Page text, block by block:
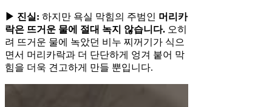
▶ 진실: 하지만 욕실 막힘의 주범인 머리카
락은 뜨거운 물에 절대 녹지 않습니다. 오히
려 뜨거운 물에 녹았던 비누 찌꺼기가 식으
면서 머리카락과 더 단단하게 엉겨 붙어 막
힘을 더욱 견고하게 만들 뿐입니다.